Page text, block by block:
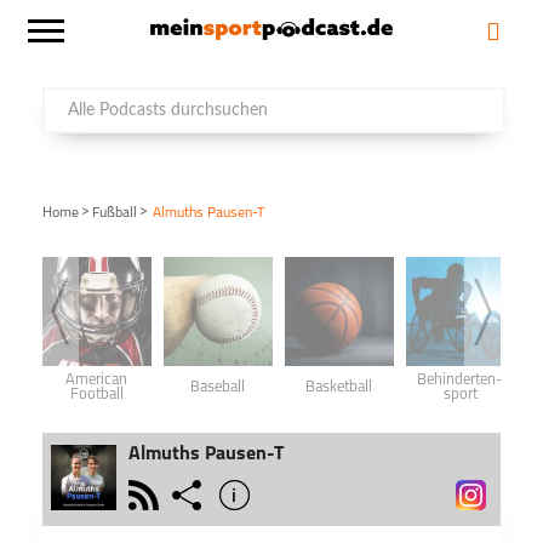
Home > Fußball > Almuths Pausen-T
American
Football
Baseball Basketball
Behinderten­
sport
Almuths Pausen-T
rss share info
schließen